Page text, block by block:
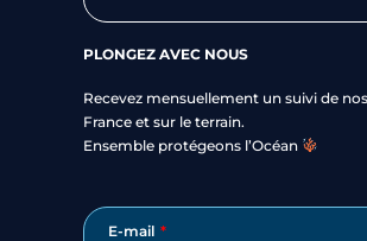
PLONGEZ AVEC NOUS
Recevez mensuellement un suivi de
France et sur le terrain.
Ensemble protégeons l’Océan
E-mail